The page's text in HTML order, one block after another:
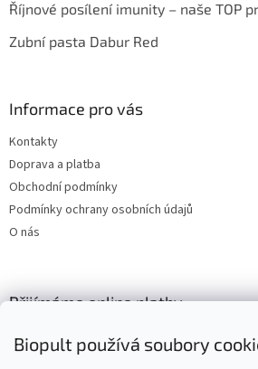
Biopult používá soubory
Říjnové posílení imunity – naše TOP
Zubní pasta Dabur Red
Informace pro vás
Kontakty
Doprava a platba
Obchodní podmínky
Podmínky ochrany osobních údajů
O nás
Přijímáme online platby